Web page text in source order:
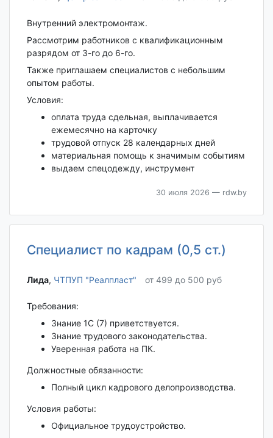
Внутренний электромонтаж.
Рассмотрим работников с квалификационным
разрядом от 3-го до 6-го.
Также приглашаем специалистов с небольшим
опытом работы.
Условия:
оплата труда сдельная, выплачивается
ежемесячно на карточку
трудовой отпуск 28 календарных дней
материальная помощь к значимым событиям
выдаем спецодежду, инструмент
30 июля 2026 — rdw.by
Специалист по кадрам (0,5 ст.)
Лида‎, ЧТПУП "Реалпласт" от 499 до 500 руб
Требования:
Знание 1С (7) приветствуется.
Знание трудового законодательства.
Уверенная работа на ПК.
Должностные обязанности:
Полный цикл кадрового делопроизводства.
Условия работы:
Официальное трудоустройство.